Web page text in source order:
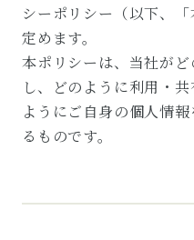
シーポリシー（以下、
定めます。
本ポリシーは、当社が
し、どのように利用・
ようにご自身の個人情
るものです。